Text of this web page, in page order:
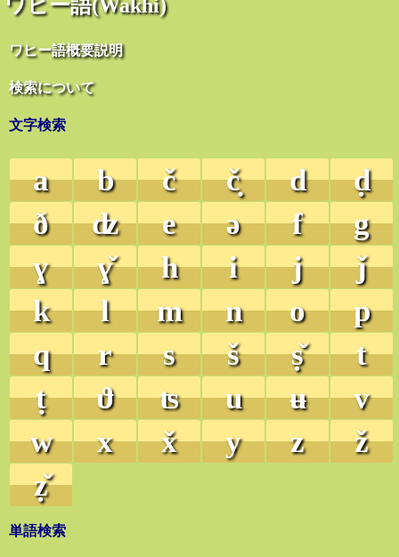
ワヒー語(Wakhi)
ワヒー語概要説明
検索について
文字検索
a b č č̣ d
ḍ
ð
ʣ e ə f
g
ɣ
ɣ̌ h i j
ǰ
k
l m n o
p
q
r s š ṣ̌
t
ṭ
ϑ ʦ u ʉ
v
w
x x̌ y z
ž
ẓ̌
単語検索